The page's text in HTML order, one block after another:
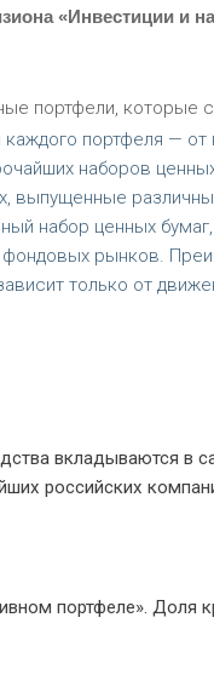
«Инвестиции и
портфели, которые
портфеля —
наборов
выпущенные
набор ценных
фондовых рынков.
только от
вкладываются в
российских
портфеле». Доля